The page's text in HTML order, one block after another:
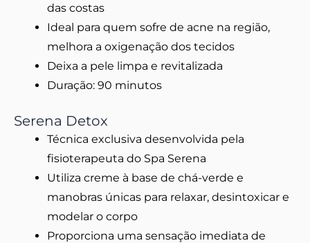
das costas
Ideal para quem sofre de acne na região,
melhora a oxigenação dos tecidos
Deixa a pele limpa e revitalizada
Duração: 90 minutos
Serena Detox
Técnica exclusiva desenvolvida pela
fisioterapeuta do Spa Serena
Utiliza creme à base de chá-verde e
manobras únicas para relaxar, desintoxicar e
modelar o corpo
Proporciona uma sensação imediata de